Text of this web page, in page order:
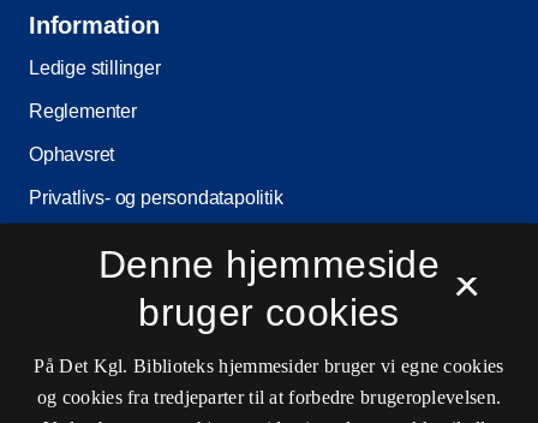
Information
Ledige stillinger
Reglementer
Ophavsret
Privatlivs- og persondatapolitik
Driftsstatus
Cookieindstillinger
×
Denne hjemmeside
bruger cookies
På Det Kgl. Biblioteks hjemmesider bruger vi egne cookies
og cookies fra tredjeparter til at forbedre brugeroplevelsen.